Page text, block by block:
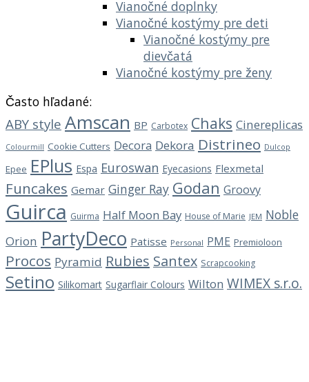
Vianočné doplnky
Vianočné kostýmy pre deti
Vianočné kostýmy pre
dievčatá
Vianočné kostýmy pre ženy
Často hľadané:
ABY style Amscan BP Carbotex Chaks Cinereplicas
Colourmill Cookie Cutters Decora Dekora Distrineo Dulcop
Epee EPlus Espa Euroswan Eyecasions Flexmetal
Funcakes Gemar Ginger Ray Godan Groovy
Guirca Guirma Half Moon Bay House of Marie JEM Noble
Orion PartyDeco Patisse Personal PME Premioloon
Procos Pyramid Rubies Santex Scrapcooking
Setino Silikomart Sugarflair Colours Wilton WIMEX s.r.o.